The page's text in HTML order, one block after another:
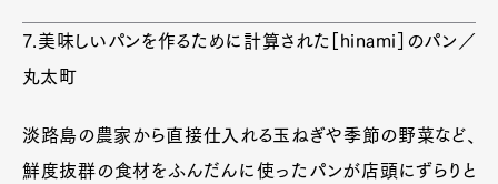
7.美味しいパンを作るために計算された［hinami］のパン／
丸太町
淡路島の農家から直接仕入れる玉ねぎや季節の野菜など、
鮮度抜群の食材をふんだんに使ったパンが店頭にずらりと